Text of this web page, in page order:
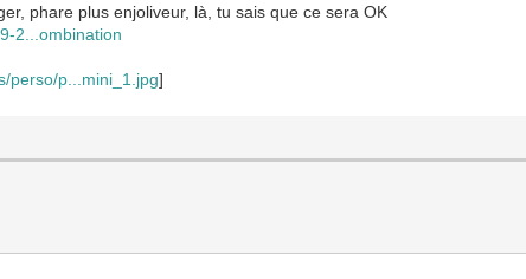
phare plus enjoliveur, là, tu sais que ce sera OK
2...ombination
perso/p...mini_1.jpg]